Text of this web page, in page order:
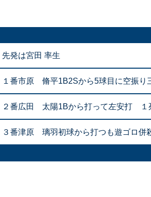
先発は宮田 率生
１番市原 脩平1B2Sから5球目に空振
２番広田 太陽1Bから打って左安打 １
３番津原 璃羽初球から打つも遊ゴロ